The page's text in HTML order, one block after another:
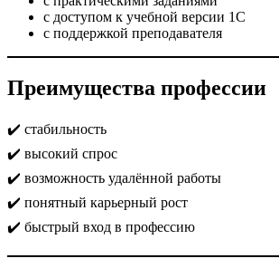
с доступом к учебной версии 1С
с поддержкой преподавателя
Преимущества профессии
✔️ стабильность
✔️ высокий спрос
✔️ возможность удалённой работы
✔️ понятный карьерный рост
✔️ быстрый вход в профессию